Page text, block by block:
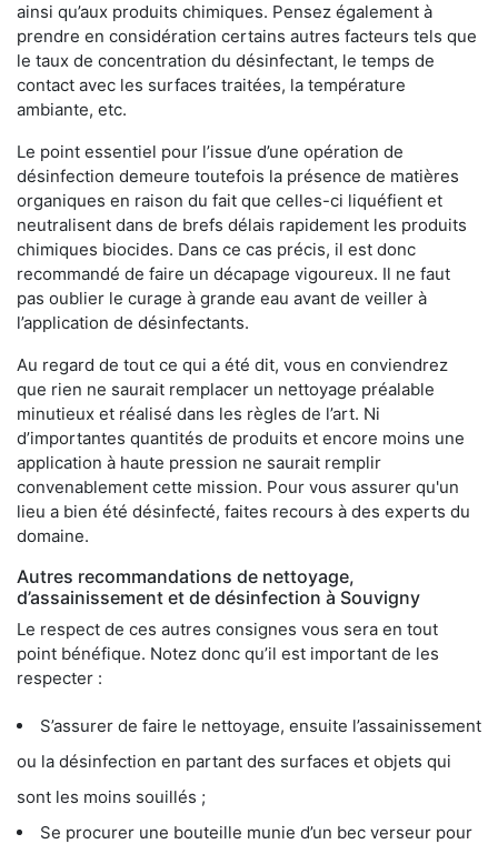
ainsi qu’aux produits chimiques. Pensez également à
prendre en considération certains autres facteurs tels que
le taux de concentration du désinfectant, le temps de
contact avec les surfaces traitées, la température
ambiante, etc.
Le point essentiel pour l’issue d’une opération de
désinfection demeure toutefois la présence de matières
organiques en raison du fait que celles-ci liquéfient et
neutralisent dans de brefs délais rapidement les produits
chimiques biocides. Dans ce cas précis, il est donc
recommandé de faire un décapage vigoureux. Il ne faut
pas oublier le curage à grande eau avant de veiller à
l’application de désinfectants.
Au regard de tout ce qui a été dit, vous en conviendrez
que rien ne saurait remplacer un nettoyage préalable
minutieux et réalisé dans les règles de l’art. Ni
d’importantes quantités de produits et encore moins une
application à haute pression ne saurait remplir
convenablement cette mission. Pour vous assurer qu'un
lieu a bien été désinfecté, faites recours à des experts du
domaine.
Autres recommandations de nettoyage,
d’assainissement et de désinfection à Souvigny
Le respect de ces autres consignes vous sera en tout
point bénéfique. Notez donc qu’il est important de les
respecter :
S’assurer de faire le nettoyage, ensuite l’assainissement
ou la désinfection en partant des surfaces et objets qui
sont les moins souillés ;
Se procurer une bouteille munie d’un bec verseur pour